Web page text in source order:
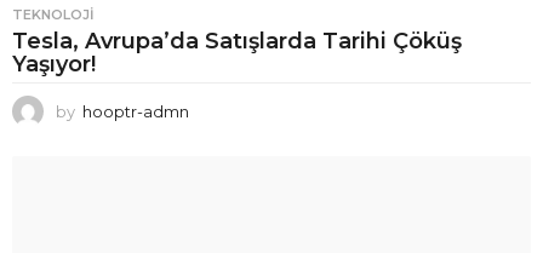
TEKNOLOJI
Tesla, Avrupa’da Satışlarda Tarihi Çöküş
Yaşıyor!
by hooptr-admn